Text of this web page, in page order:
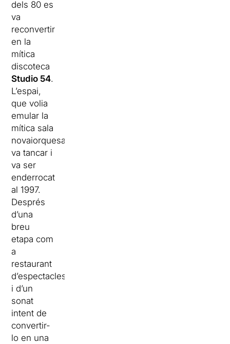
dels 80 es
va
reconvertir
en la
mítica
discoteca
Studio 54.
L’espai,
que volia
emular la
mítica sala
novaiorquesa,
va tancar i
va ser
enderrocat
al 1997.
Després
d’una
breu
etapa com
a
restaurant
d’espectacles
i d’un
sonat
intent de
convertir-
lo en una